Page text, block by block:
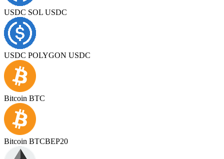
USDC SOL USDC
USDC POLYGON USDC
Bitcoin BTC
Bitcoin BTCBEP20